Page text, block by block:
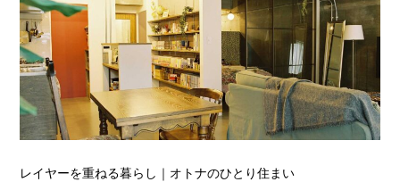
レイヤーを重ねる暮らし｜オトナのひとり住まい